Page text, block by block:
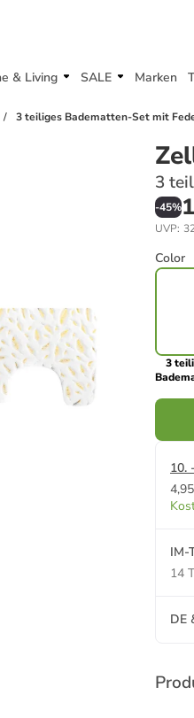
& Living SALE Marken
3 teiliges Badematten-Set mit
3
-45%
UVP:
Color
3
10.
IM-
14
DE